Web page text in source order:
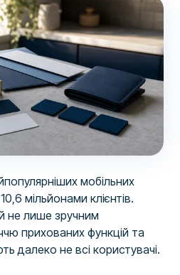
мобільних
мільйонами клієнтів.
не лише зручним
прихованих функцій та
далеко не всі користувачі.